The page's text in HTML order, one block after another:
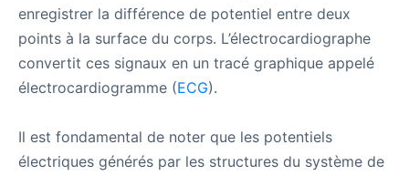
enregistrer la différence de potentiel entre deux
points à la surface du corps. L’électrocardiographe
convertit ces signaux en un tracé graphique appelé
électrocardiogramme (ECG).
Il est fondamental de noter que les potentiels
électriques générés par les structures du système de